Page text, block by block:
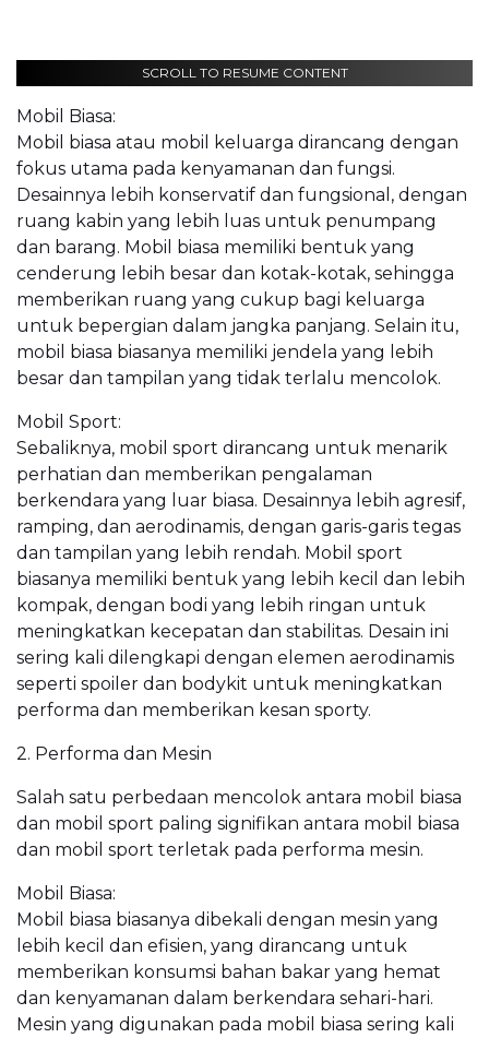
SCROLL TO RESUME CONTENT
Mobil Biasa:
Mobil biasa atau mobil keluarga dirancang dengan
fokus utama pada kenyamanan dan fungsi.
Desainnya lebih konservatif dan fungsional, dengan
ruang kabin yang lebih luas untuk penumpang
dan barang. Mobil biasa memiliki bentuk yang
cenderung lebih besar dan kotak-kotak, sehingga
memberikan ruang yang cukup bagi keluarga
untuk bepergian dalam jangka panjang. Selain itu,
mobil biasa biasanya memiliki jendela yang lebih
besar dan tampilan yang tidak terlalu mencolok.
Mobil Sport:
Sebaliknya, mobil sport dirancang untuk menarik
perhatian dan memberikan pengalaman
berkendara yang luar biasa. Desainnya lebih agresif,
ramping, dan aerodinamis, dengan garis-garis tegas
dan tampilan yang lebih rendah. Mobil sport
biasanya memiliki bentuk yang lebih kecil dan lebih
kompak, dengan bodi yang lebih ringan untuk
meningkatkan kecepatan dan stabilitas. Desain ini
sering kali dilengkapi dengan elemen aerodinamis
seperti spoiler dan bodykit untuk meningkatkan
performa dan memberikan kesan sporty.
2. Performa dan Mesin
Salah satu perbedaan mencolok antara mobil biasa
dan mobil sport paling signifikan antara mobil biasa
dan mobil sport terletak pada performa mesin.
Mobil Biasa:
Mobil biasa biasanya dibekali dengan mesin yang
lebih kecil dan efisien, yang dirancang untuk
memberikan konsumsi bahan bakar yang hemat
dan kenyamanan dalam berkendara sehari-hari.
Mesin yang digunakan pada mobil biasa sering kali